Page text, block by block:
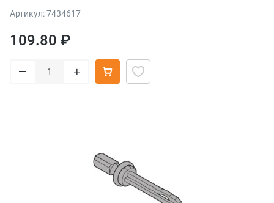
Артикул: 7434617
109.80 ₽
– +